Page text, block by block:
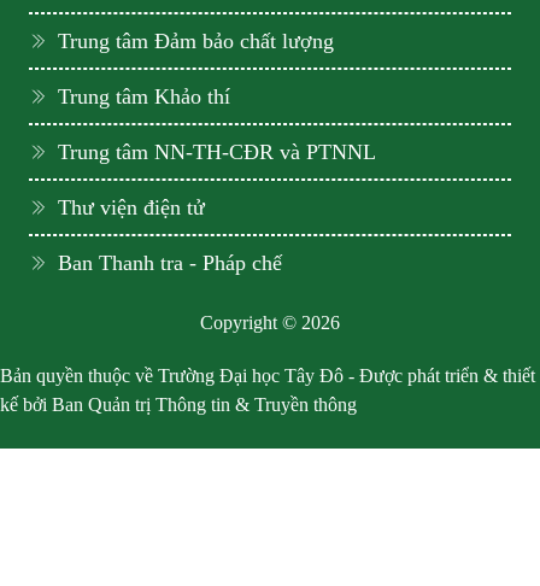
Trung tâm Đảm bảo chất lượng
Trung tâm Khảo thí
Trung tâm NN-TH-CĐR và PTNNL
Thư viện điện tử
Ban Thanh tra - Pháp chế
Copyright © 2026
Bản quyền thuộc về Trường Đại học Tây Đô - Được phát triển & thiết
kế bởi Ban Quản trị Thông tin & Truyền thông